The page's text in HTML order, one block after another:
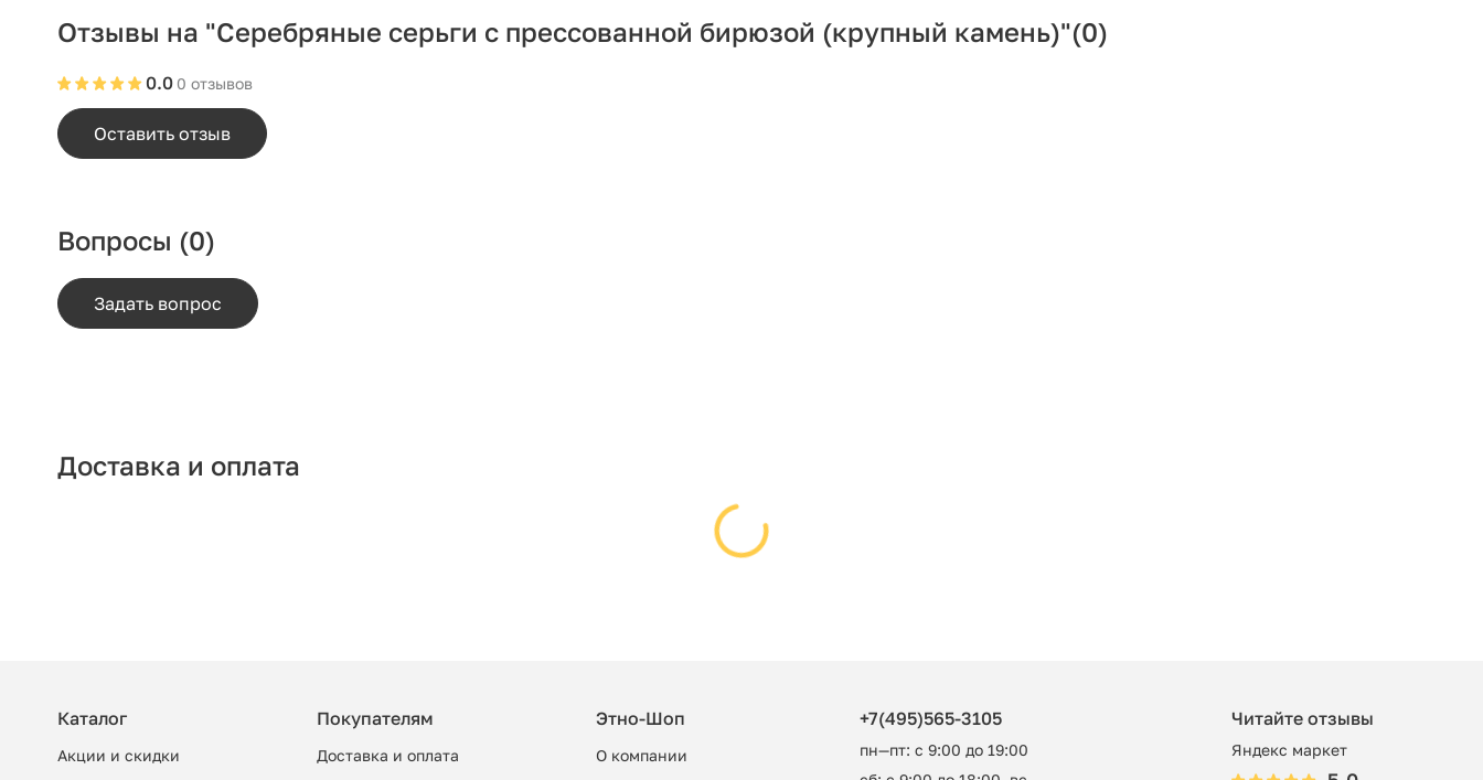
Отзывы на "Серебряные серьги с прессованной бирюзой (крупный камень)"(0)
0 отзывов
0.0
Оставить отзыв
Вопросы (0)
Задать вопрос
Доставка и оплата
Каталог
Акции и скидки
Покупателям
Доставка и оплата
Этно-Шоп
О компании
+7(495)565-3105
пн—пт: с 9:00 до 19:00
Читайте отзывы
Яндекс маркет